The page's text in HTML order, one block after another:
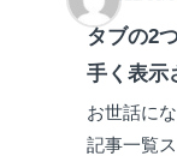
タブの2
手く表示
お世話に
記事一覧